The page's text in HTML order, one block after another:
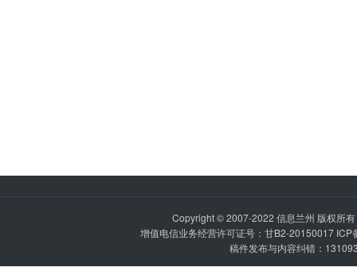
Copyright © 2007-2022 信息兰州 版权所
增值电信业务经营许可证号：甘B2-20150017 ICP
稿件发布与内容纠错：